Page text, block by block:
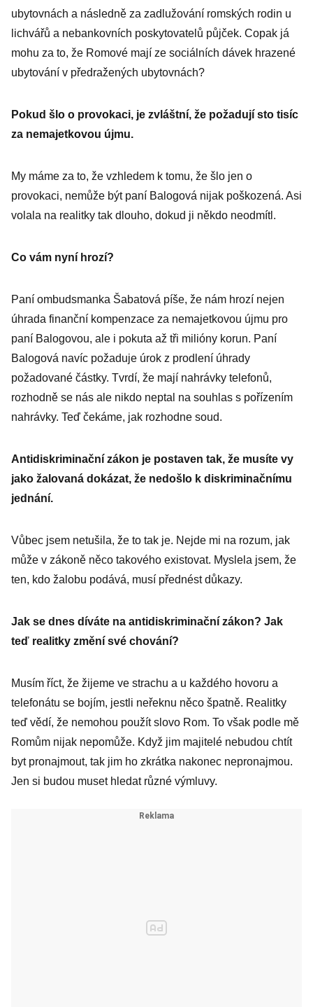
ubytovnách a následně za zadlužování romských rodin u
lichvářů a nebankovních poskytovatelů půjček. Copak já
mohu za to, že Romové mají ze sociálních dávek hrazené
ubytování v předražených ubytovnách?
Pokud šlo o provokaci, je zvláštní, že požadují sto tisíc
za nemajetkovou újmu.
My máme za to, že vzhledem k tomu, že šlo jen o
provokaci, nemůže být paní Balogová nijak poškozená. Asi
volala na realitky tak dlouho, dokud ji někdo neodmítl.
Co vám nyní hrozí?
Paní ombudsmanka Šabatová píše, že nám hrozí nejen
úhrada finanční kompenzace za nemajetkovou újmu pro
paní Balogovou, ale i pokuta až tři milióny korun. Paní
Balogová navíc požaduje úrok z prodlení úhrady
požadované částky. Tvrdí, že mají nahrávky telefonů,
rozhodně se nás ale nikdo neptal na souhlas s pořízením
nahrávky. Teď čekáme, jak rozhodne soud.
Antidiskriminační zákon je postaven tak, že musíte vy
jako žalovaná dokázat, že nedošlo k diskriminačnímu
jednání.
Vůbec jsem netušila, že to tak je. Nejde mi na rozum, jak
může v zákoně něco takového existovat. Myslela jsem, že
ten, kdo žalobu podává, musí přednést důkazy.
Jak se dnes díváte na antidiskriminační zákon? Jak
teď realitky změní své chování?
Musím říct, že žijeme ve strachu a u každého hovoru a
telefonátu se bojím, jestli neřeknu něco špatně. Realitky
teď vědí, že nemohou použít slovo Rom. To však podle mě
Romům nijak nepomůže. Když jim majitelé nebudou chtít
byt pronajmout, tak jim ho zkrátka nakonec nepronajmou.
Jen si budou muset hledat různé výmluvy.